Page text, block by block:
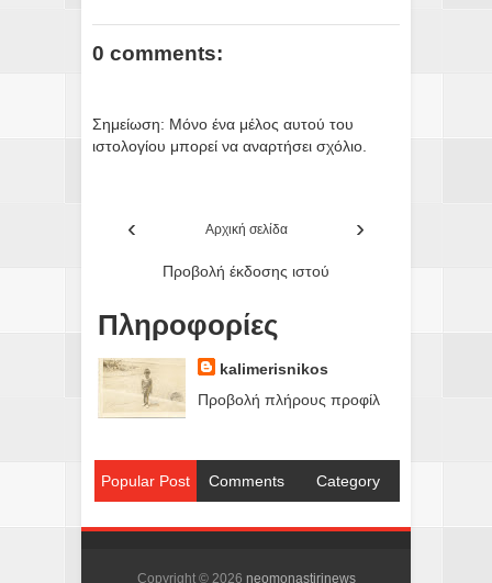
0 comments:
Σημείωση: Μόνο ένα μέλος αυτού του
ιστολογίου μπορεί να αναρτήσει σχόλιο.
‹ ›
Αρχική σελίδα
Προβολή έκδοσης ιστού
Πληροφορίες
kalimerisnikos
Προβολή πλήρους προφίλ
Popular Post Comments Category
Copyright © 2026 neomonastirinews